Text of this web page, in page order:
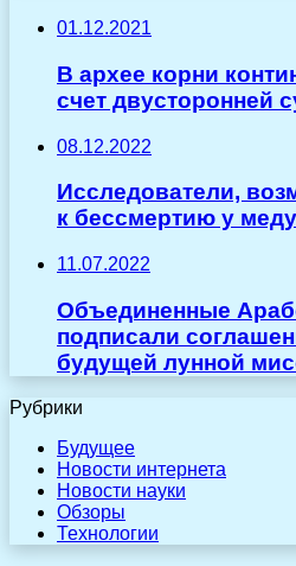
01.12.2021
В архее корни
счет двусторонней
08.12.2022
Исследователи,
к бессмертию у
11.07.2022
Объединенные
подписали
будущей лунной
Рубрики
Будущее
Новости интернета
Новости науки
Обзоры
Технологии